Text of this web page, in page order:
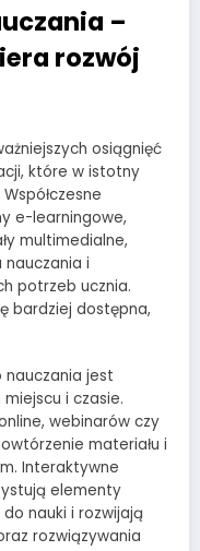
–
rozwój
osiągnięć
które w istotny
e-learningowe,
multimedialne,
nauczania i
potrzeb ucznia.
bardziej dostępna,
nauczania jest
i czasie.
webinarów czy
materiału i
Interaktywne
elementy
nauki i rozwijają
rozwiązywania